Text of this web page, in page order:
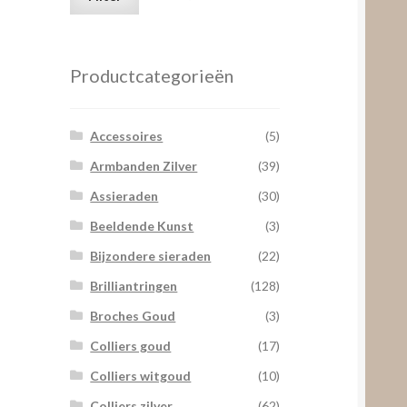
Productcategorieën
Accessoires
(5)
Armbanden Zilver
(39)
Assieraden
(30)
Beeldende Kunst
(3)
Bijzondere sieraden
(22)
Brilliantringen
(128)
Broches Goud
(3)
Colliers goud
(17)
Colliers witgoud
(10)